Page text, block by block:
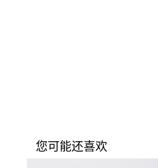
您可能还喜欢